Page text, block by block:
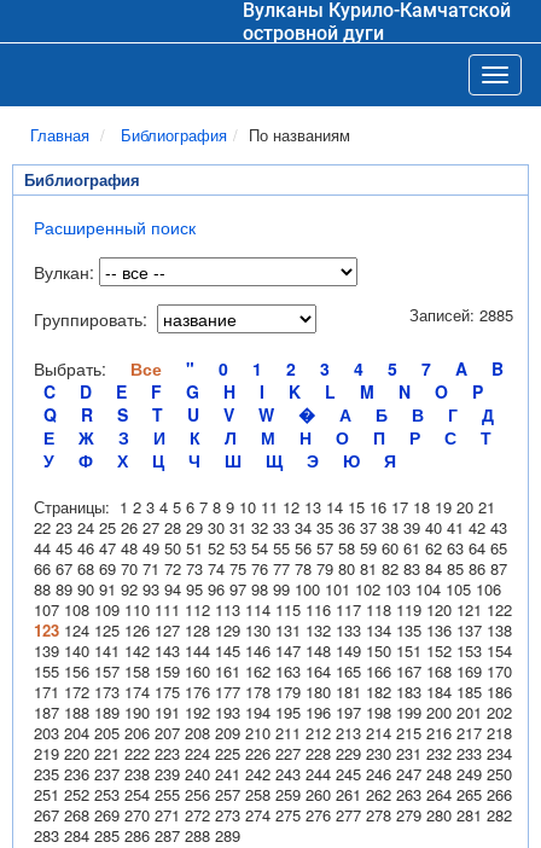
Вулканы Курило-Камчатской
островной дуги
Главная Библиография По названиям
Библиография
Расширенный поиск
Вулкан:
Группировать:
Выбрать: Все " 0 1 2 3 4 5 7 A
B
C
D E F G H I K L M N O
P
Q
R S T U V W � А Б В Г
Д
Е
Ж З И К Л М Н О П Р С
Т
У
Ф Х Ц Ч Ш Щ Э Ю Я
Записей: 2885
Страницы: 1 2 3 4 5 6 7 8 9 10 11 12 13 14 15 16 17 18 19 20 21
22 23 24 25 26 27 28 29 30 31 32 33 34 35 36 37 38 39 40 41 42 43
44 45 46 47 48 49 50 51 52 53 54 55 56 57 58 59 60 61 62 63 64 65
66 67 68 69 70 71 72 73 74 75 76 77 78 79 80 81 82 83 84 85 86 87
88 89 90 91 92 93 94 95 96 97 98 99 100 101 102 103 104 105 106
107 108 109 110 111 112 113 114 115 116 117 118 119 120 121 122
123 124 125 126 127 128 129 130 131 132 133 134 135 136 137 138
139 140 141 142 143 144 145 146 147 148 149 150 151 152 153 154
155 156 157 158 159 160 161 162 163 164 165 166 167 168 169 170
171 172 173 174 175 176 177 178 179 180 181 182 183 184 185 186
187 188 189 190 191 192 193 194 195 196 197 198 199 200 201 202
203 204 205 206 207 208 209 210 211 212 213 214 215 216 217 218
219 220 221 222 223 224 225 226 227 228 229 230 231 232 233 234
235 236 237 238 239 240 241 242 243 244 245 246 247 248 249 250
251 252 253 254 255 256 257 258 259 260 261 262 263 264 265 266
267 268 269 270 271 272 273 274 275 276 277 278 279 280 281 282
283 284 285 286 287 288 289